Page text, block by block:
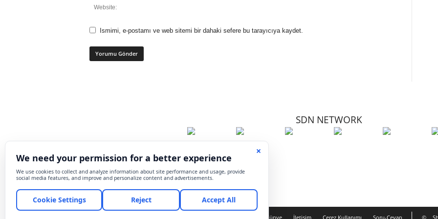
Ismimi, e-postamı ve web sitemi bir dahaki sefere bu tarayıcıya kaydet.
SDN NETWORK
Künye İletişim Çerez Kullanımı Soru-Cevap ©